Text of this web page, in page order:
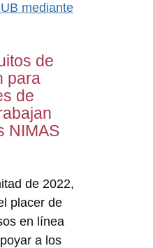
mediante
de
para
de
NIMAS
de 2022,
placer de
en línea
a los